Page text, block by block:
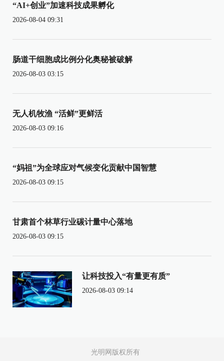
“AI+创业”加速科技成果孵化
2026-08-04 09:31
肠道干细胞成比例分化奥秘被破解
2026-08-03 03:15
无人机牧渔 “活鲜”更鲜活
2026-08-03 09:16
“妈祖”为全球应对气候变化贡献中国智慧
2026-08-03 09:15
甘肃首个林草行业碳计量中心落地
2026-08-03 09:15
让科技投入“有量更有质”
2026-08-03 09:14
光明网版权所有